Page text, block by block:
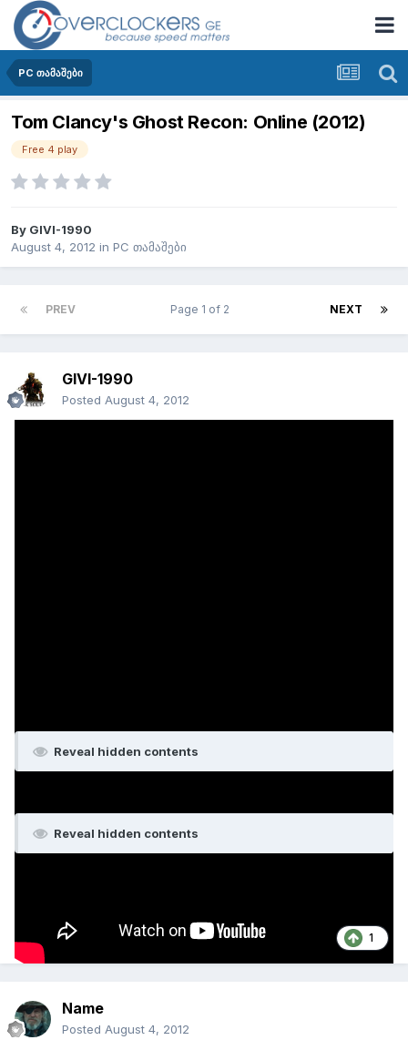
PC თამაშები
Tom Clancy's Ghost Recon: Online (2012)
Free 4 play
By GIVI-1990
August 4, 2012 in PC თამაშები
PREV NEXT
Page 1 of 2
GIVI-1990
Posted August 4, 2012
Reveal hidden contents
Reveal hidden contents
1
Name
Posted August 4, 2012